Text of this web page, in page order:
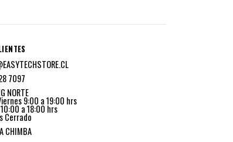
7097
NORTE
9:00 a 19:00 hrs
a 18:00 hrs
Cerrado
CHIMBA